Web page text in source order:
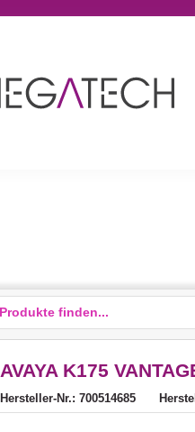
AVAYA K175
Hersteller-Nr.: 700514685